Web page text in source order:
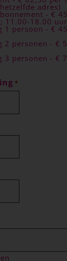
adres)
- €
11.00-18.00 uur
1 persoon - €
2 personen - €
3 personen - €
*